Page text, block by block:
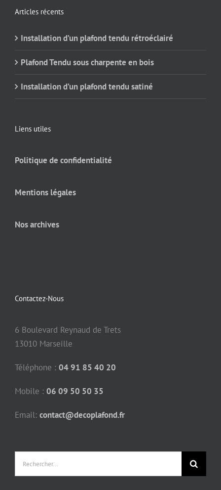
Articles récents
Installation d’un plafond tendu rétroéclairé
Plafond Tendu sous charpente en bois
Installation d’un plafond tendu satiné
Liens utiles
Politique de confidentialité
Mentions légales
Nos archives
Contactez-Nous
6 Boulevard Reynaud de Trets
13010 Marseille
Téléphone : 04 91 85 40 20
Mobile : 06 09 50 50 35
Email: contact@decoplafond.fr